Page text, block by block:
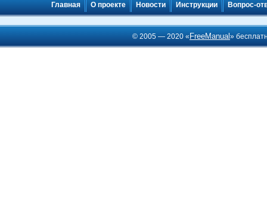
Главная О проекте Новости Инструкции Вопрос-
© 2005 — 2020 « FreeManual»